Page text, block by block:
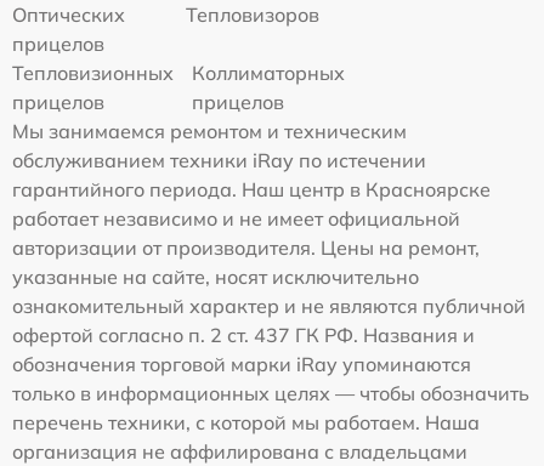
Оптических
прицелов
Тепловизоров
Тепловизионных
прицелов
Коллиматорных
прицелов
Мы занимаемся ремонтом и техническим
обслуживанием техники iRay по истечении
гарантийного периода. Наш центр в Красноярске
работает независимо и не имеет официальной
авторизации от производителя. Цены на ремонт,
указанные на сайте, носят исключительно
ознакомительный характер и не являются публичной
офертой согласно п. 2 ст. 437 ГК РФ. Названия и
обозначения торговой марки iRay упоминаются
только в информационных целях — чтобы обозначить
перечень техники, с которой мы работаем. Наша
организация не аффилирована с владельцами